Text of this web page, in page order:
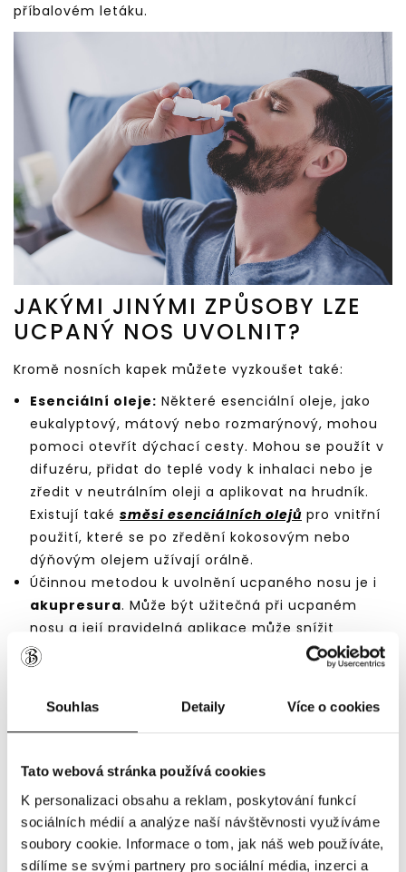
Souhlas Detaily Více o cookies
Tato webová stránka používá cookies
K personalizaci obsahu a reklam, poskytování funkcí
sociálních médií a analýze naší návštěvnosti využíváme
soubory cookie. Informace o tom, jak náš web používáte,
sdílíme se svými partnery pro sociální média, inzerci a
příbalovém letáku.
JAKÝMI JINÝMI ZPŮSOBY LZE
UCPANÝ NOS UVOLNIT?
Kromě nosních kapek můžete vyzkoušet také:
Esenciální oleje: Některé esenciální oleje, jako
eukalyptový, mátový nebo rozmarýnový, mohou
pomoci otevřít dýchací cesty. Mohou se použít v
difuzéru, přidat do teplé vody k inhalaci nebo je
zředit v neutrálním oleji a aplikovat na hrudník.
Existují také směsi esenciálních olejů pro vnitřní
použití, které se po zředění kokosovým nebo
dýňovým olejem užívají orálně.
Účinnou metodou k uvolnění ucpaného nosu je i
akupresura. Může být užitečná při ucpaném
nosu a její pravidelná aplikace může snížit
symptomy a zlepšit kvalitu života. Např. stimulace
akupresurního bodu "Yingxiang", který se nachází
odpor v dýchacích cestách a zlepšit proudění
bod, zaznamenali úlevu při pocitu ucpaného nosu.
Miminkům s ucpaným nosemmůže také
pomoci masáž chodidel. Jemnou stimulací
určitých bodů na chodidlech se podporuje